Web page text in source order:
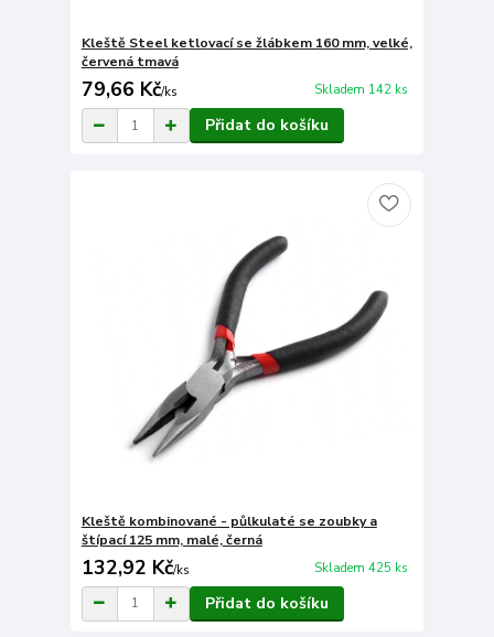
Kleště Steel ketlovací se žlábkem 160 mm, velké,
červená tmavá
79,66 Kč/ks Skladem 142 ks
Přidat do košíku
Kleště kombinované - půlkulaté se zoubky a
štípací 125 mm, malé, černá
132,92 Kč/ks Skladem 425 ks
Přidat do košíku